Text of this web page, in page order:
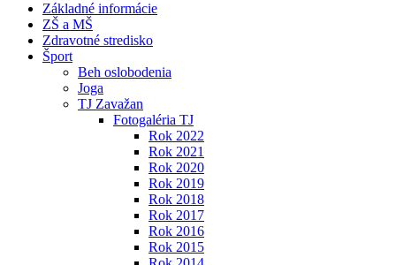
Základné informácie
ZŠ a MŠ
Zdravotné stredisko
Šport
Beh oslobodenia
Joga
TJ Zavažan
Fotogaléria TJ
Rok 2022
Rok 2021
Rok 2020
Rok 2019
Rok 2018
Rok 2017
Rok 2016
Rok 2015